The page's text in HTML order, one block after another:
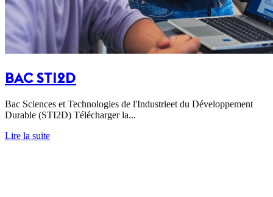
BAC STI2D
Bac Sciences et Technologies de l'Industrieet du Développement
Durable (STI2D) Télécharger la...
Lire la suite